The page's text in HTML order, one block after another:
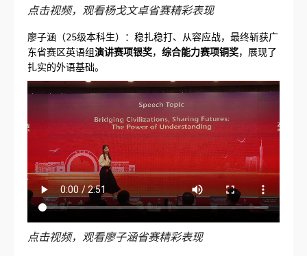
点击视频，观看杨戈文卓省赛精彩表现
廖子涵（25级本科生）：稳扎稳打、从容应战，最终斩获广
东省赛区英语组演讲赛项银奖， 综合能力赛项铜奖，展现了
扎实的外语基础。
点击视频，观看廖子涵省赛精彩表现